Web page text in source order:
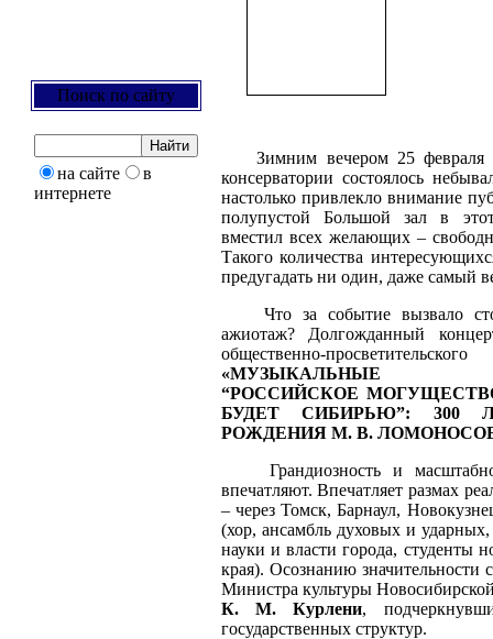
Поиск по сайту
на сайте
в
интернете
Зимним вечером 25 февраля
консерватории состоялось
настолько привлекло внимание
полупустой Большой зал в
вместил всех желающих –
Такого количества
предугадать ни один, даже самый
Что за событие вызвало
ажиотаж? Долгожданный
общественно-
«МУЗЫКАЛЬНЫЕ
“РОССИЙСКОЕ
БУДЕТ СИБИРЬЮ”: 300
РОЖДЕНИЯ М. В.
Грандиозность и
впечатляют. Впечатляет размах
– через Томск, Барнаул,
(хор, ансамбль духовых и
науки и власти города, студенты
края). Осознанию значительности
Министра культуры
К. М. Курлени,
государственных структур.